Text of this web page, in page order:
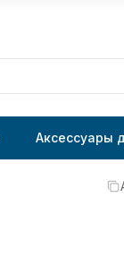
Аксессуары